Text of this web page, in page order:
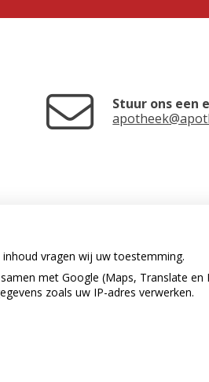
Stuur ons een
vragen wij uw toestemming.
met Google (Maps, Translate en
zoals uw IP-adres verwerken.